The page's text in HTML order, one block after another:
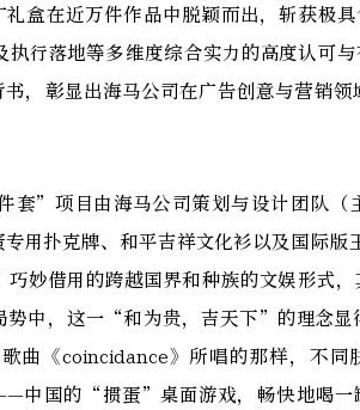
盒在近万件作品中脱颖而出，斩获极
行落地等多维度综合实力的高度认可
，彰显出海马公司在广告创意与营销
套”项目由海马公司策划与设计团队（
用扑克牌、和平吉祥文化衫以及国际版
妙借用的跨越国界和种族的文娱形式，
势中，这一“和为贵，吉天下”的理念
曲《coincidance》所唱的那样，不同
中国的“掼蛋”桌面游戏，畅快地喝一